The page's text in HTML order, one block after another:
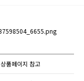
상품페이지 참고